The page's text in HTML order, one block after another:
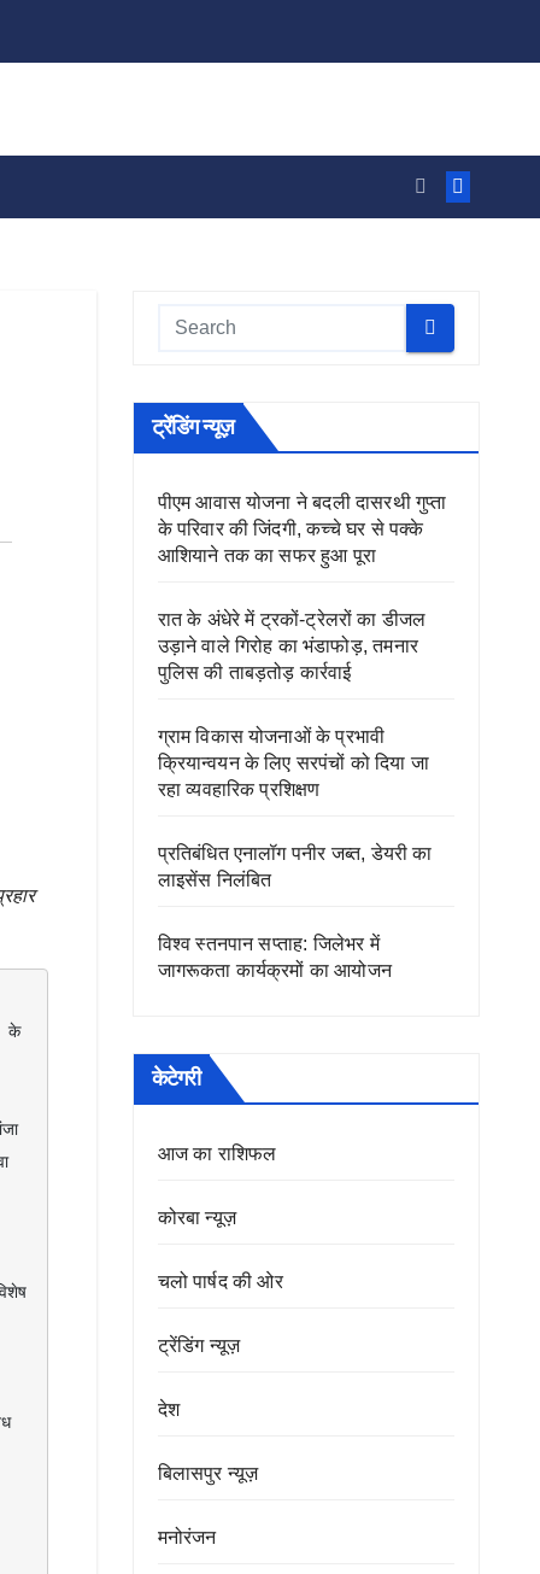
के
ट्रेंडिंग न्यूज़
पीएम आवास योजना ने बदली दासरथी गुप्ता
के परिवार की जिंदगी, कच्चे घर से पक्के
आशियाने तक का सफर हुआ पूरा
रात के अंधेरे में ट्रकों-ट्रेलरों का डीजल
उड़ाने वाले गिरोह का भंडाफोड़, तमनार
पुलिस की ताबड़तोड़ कार्रवाई
ग्राम विकास योजनाओं के प्रभावी
क्रियान्वयन के लिए सरपंचों को दिया जा
रहा व्यवहारिक प्रशिक्षण
प्रतिबंधित एनालॉग पनीर जब्त, डेयरी का
लाइसेंस निलंबित
विश्व स्तनपान सप्ताह: जिलेभर में
जागरूकता कार्यक्रमों का आयोजन
केटेगरी
आज का राशिफल
कोरबा न्यूज़
चलो पार्षद की ओर
ट्रेंडिंग न्यूज़
देश
बिलासपुर न्यूज़
मनोरंजन